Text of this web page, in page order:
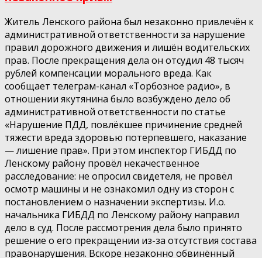
Житель Ленского района был незаконно привлечён к
административной ответственности за нарушение
правил дорожного движения и лишён водительских
прав. После прекращения дела он отсудил 48 тысяч
рублей компенсации морального вреда. Как
сообщает телеграм-канал «Торбозное радио», в
отношении якутянина было возбуждено дело об
административной ответственности по статье
«Нарушение ПДД, повлёкшее причинение средней
тяжести вреда здоровью потерпевшего, наказание
— лишение прав». При этом инспектор ГИБДД по
Ленскому району провёл некачественное
расследование: не опросил свидетеля, не провёл
осмотр машины и не ознакомил одну из сторон с
постановлением о назначении экспертизы. И.о.
начальника ГИБДД по Ленскому району направил
дело в суд. После рассмотрения дела было принято
решение о его прекращении из-за отсутствия состава
правонарушения. Вскоре незаконно обвинённый